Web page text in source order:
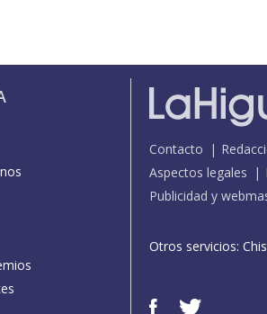
Contacto
Aspectos legales
Publicidad y
Otros servicios: